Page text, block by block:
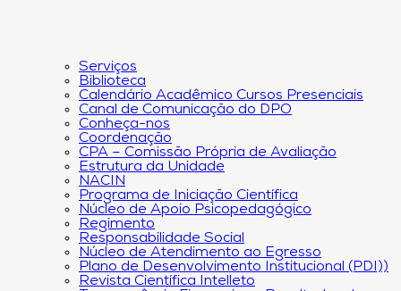
Serviços
Biblioteca
Calendário Acadêmico Cursos Presenciais
Canal de Comunicação do DPO
Conheça-nos
Coordenação
CPA – Comissão Própria de Avaliação
Estrutura da Unidade
NACIN
Programa de Iniciação Científica
Núcleo de Apoio Psicopedagógico
Regimento
Responsabilidade Social
Núcleo de Atendimento ao Egresso
Plano de Desenvolvimento Institucional (PDI))
Revista Científica Intelleto